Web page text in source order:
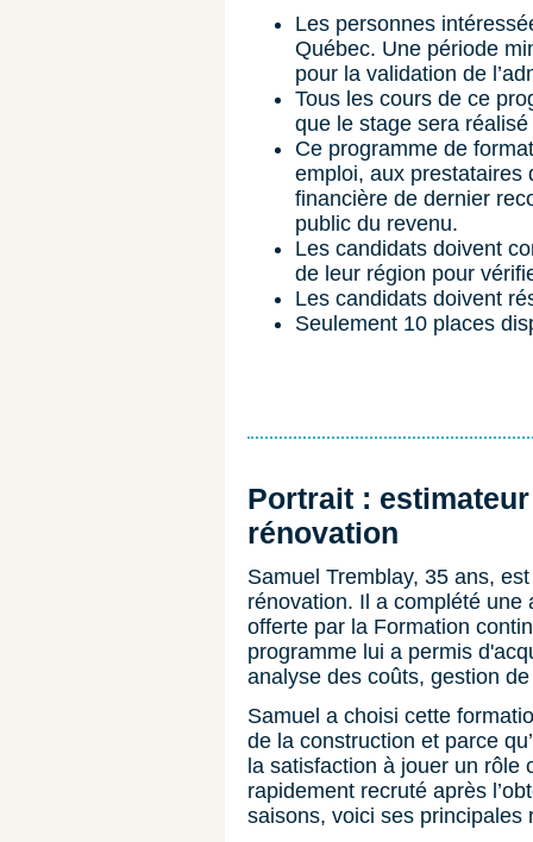
Les personnes
Québec. Une période
pour la validation de
Tous les cours de ce
que le stage sera
Ce programme de
emploi, aux prestataires
financière de dernier
public du revenu.
Les candidats doivent
de leur région pour
Les candidats doivent
Seulement 10 places
Portrait :
rénovation
Samuel Tremblay, 35 ans,
rénovation. Il a complété une
offerte par la Formation
programme lui a permis
analyse des coûts, gestion
Samuel a choisi cette
de la construction et parce
la satisfaction à jouer un rôle
rapidement recruté après
saisons, voici ses principales